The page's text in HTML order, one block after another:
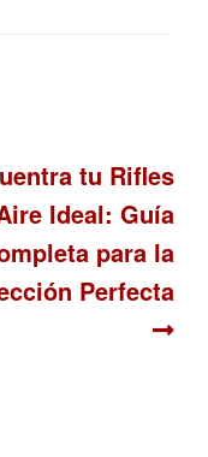
tu Rifles
Ideal: Guía
para la
Perfecta